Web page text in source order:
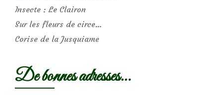
Insecte : Le Clairon
Sur les fleurs de circe…
Corise de la Jusquiame
De bonnes adresses…